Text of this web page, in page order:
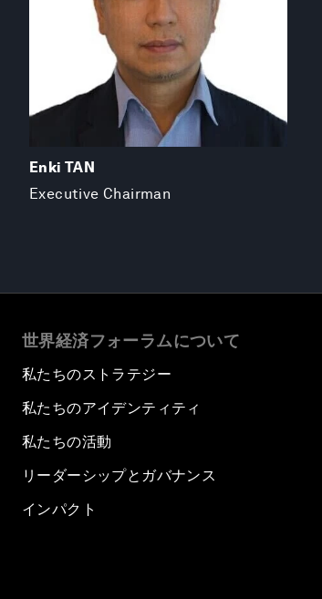
Enki TAN
Executive Chairman
世界経済フォーラムについて
私たちのストラテジー
私たちのアイデンティティ
私たちの活動
リーダーシップとガバナンス
インパクト